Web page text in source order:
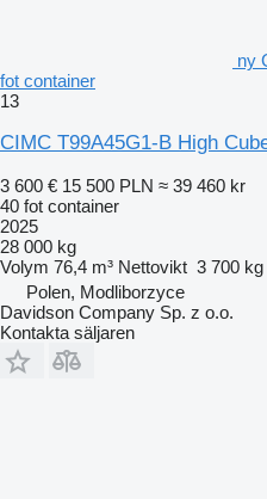
ny
fot container
13
CIMC T99A45G1-B High
3 600 € 15 500 PLN ≈ 39 460 kr
40 fot container
2025
28 000 kg
Volym 76,4 m³ Nettovikt 3 700 kg
Polen, Modliborzyce
Davidson Company Sp. z o.o.
Kontakta säljaren